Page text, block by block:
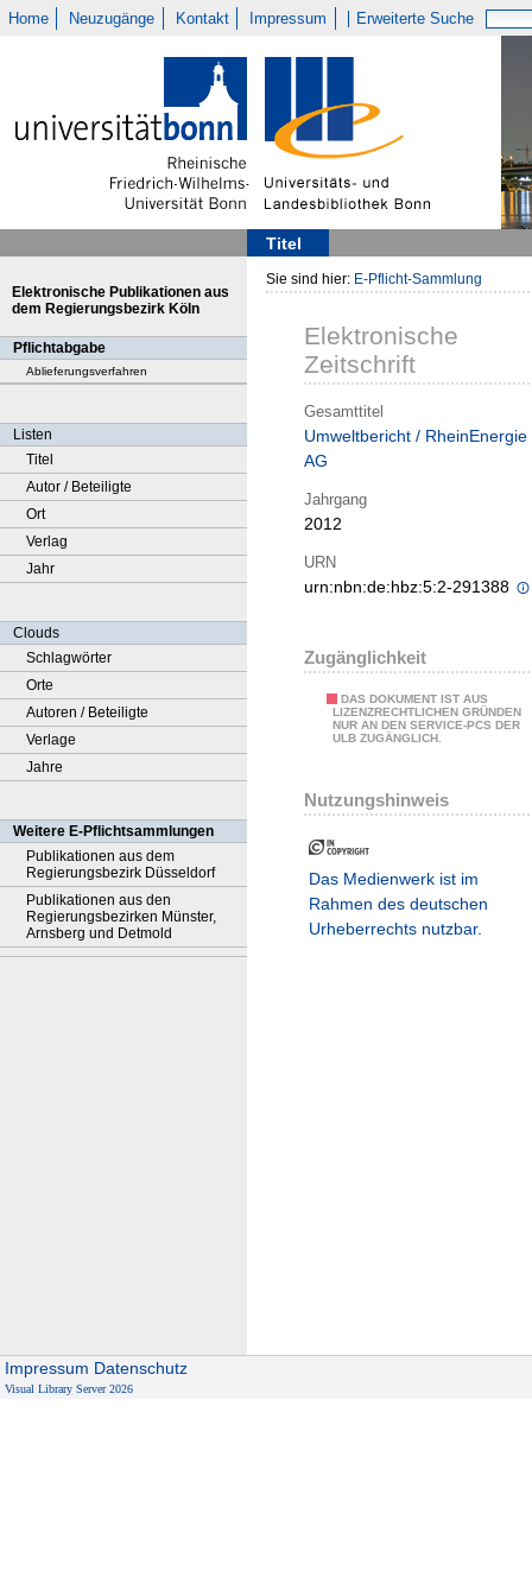
Home Neuzugänge Kontakt Impressum Erweiterte Suche
Titel
Elektronische Publikationen aus
dem Regierungsbezirk Köln
Pflichtabgabe
Ablieferungsverfahren
Listen
Titel
Autor / Beteiligte
Ort
Verlag
Jahr
Clouds
Schlagwörter
Orte
Autoren / Beteiligte
Verlage
Jahre
Weitere E-Pflichtsammlungen
Publikationen aus dem
Regierungsbezirk Düsseldorf
Publikationen aus den
Regierungsbezirken Münster,
Arnsberg und Detmold
Sie sind hier: E-Pflicht-Sammlung
Elektronische
Zeitschrift
Gesamttitel
Umweltbericht / RheinEnergie
AG
Jahrgang
2012
URN
urn:nbn:de:hbz:5:2-291388
Zugänglichkeit
DAS DOKUMENT IST AUS
LIZENZRECHTLICHEN GRÜNDEN
NUR AN DEN SERVICE-PCS DER
ULB ZUGÄNGLICH.
Nutzungshinweis
Das Medienwerk ist im
Rahmen des deutschen
Urheberrechts nutzbar.
Impressum Datenschutz
Visual Library Server 2026